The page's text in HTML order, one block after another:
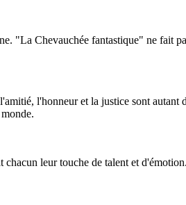
"La Chevauchée fantastique" ne fait
l'honneur et la justice sont autant
leur touche de talent et